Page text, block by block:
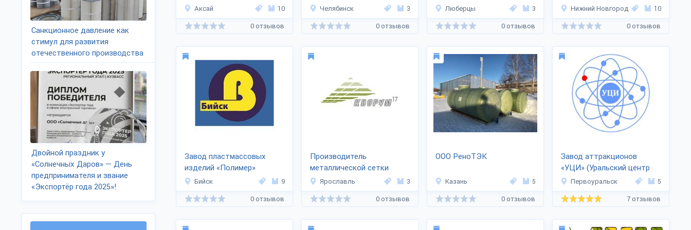
Аксай 10
0 отзывов
Челябинск 3
0 отзывов
Люберцы 3
0 отзывов
Нижний Новгород 10
0 отзывов
Завод пластмассовых
изделий «Полимер»
Бийск 9
0 отзывов
Производитель
металлической сетки
«Кворум 17»
Ярославль 3
0 отзывов
ООО РеноТЭК
Казань 5
0 отзывов
Завод аттракционов
«УЦИ» (Уральский центр
инноваций)
Первоуральск 5
7 отзывов
Санкционное давление как
стимул для развития
отечественного производства
Двойной праздник у
«Солнечных Даров» — День
предпринимателя и звание
«Экспортёр года 2025»!